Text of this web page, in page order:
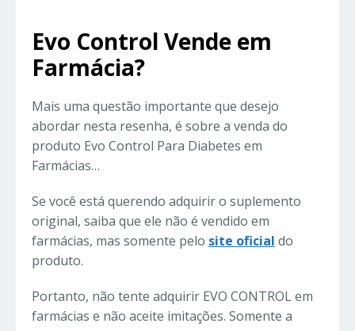
Evo Control Vende em
Farmácia?
Mais uma questão importante que desejo
abordar nesta resenha, é sobre a venda do
produto Evo Control Para Diabetes em
Farmácias…
Se você está querendo adquirir o suplemento
original, saiba que ele não é vendido em
farmácias, mas somente pelo site oficial do
produto.
Portanto, não tente adquirir EVO CONTROL em
farmácias e não aceite imitações. Somente a